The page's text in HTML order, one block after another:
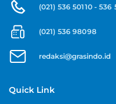
(021) 536 50110 - 536
(021) 536 98098
redaksi@grasindo.id
Quick Link